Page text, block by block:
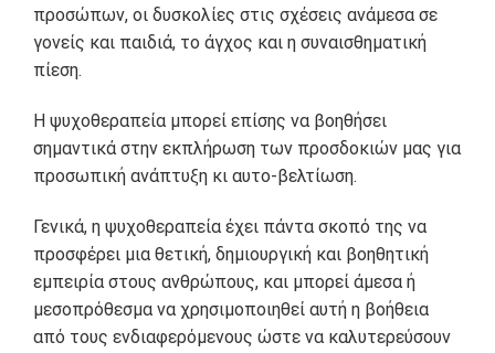
προσώπων, οι δυσκολίες στις σχέσεις ανάμεσα σε
γονείς και παιδιά, το άγχος και η συναισθηματική
πίεση.
Η ψυχοθεραπεία μπορεί επίσης να βοηθήσει
σημαντικά στην εκπλήρωση των προσδοκιών μας για
προσωπική ανάπτυξη κι αυτο-βελτίωση.
Γενικά, η ψυχοθεραπεία έχει πάντα σκοπό της να
προσφέρει μια θετική, δημιουργική και βοηθητική
εμπειρία στους ανθρώπους, και μπορεί άμεσα ή
μεσοπρόθεσμα να χρησιμοποιηθεί αυτή η βοήθεια
από τους ενδιαφερόμενους ώστε να καλυτερεύσουν